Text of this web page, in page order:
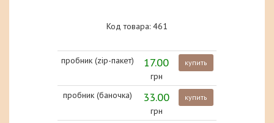
Код товара: 461
пробник (zip-пакет) 17.00
грн
купить
пробник (баночка) 33.00
грн
купить